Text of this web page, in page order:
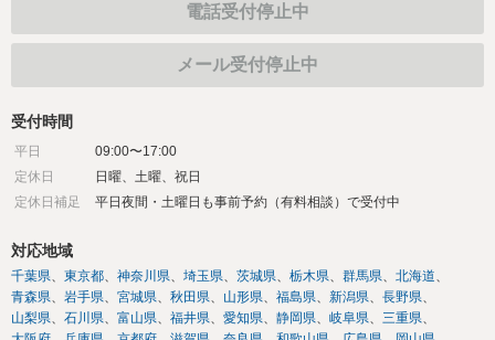
電話受付停止中
メール受付停止中
受付時間
平日
09:00〜17:00
定休日
日曜、土曜、祝日
定休日補足
平日夜間・土曜日も事前予約（有料相談）で受付中
対応地域
千葉県 東京都 神奈川県 埼玉県 茨城県 栃木県 群馬県
北海道
青森県
岩手県 宮城県 秋田県 山形県 福島県 新潟県
長野県
山梨県
石川県 富山県 福井県 愛知県 静岡県 岐阜県
三重県